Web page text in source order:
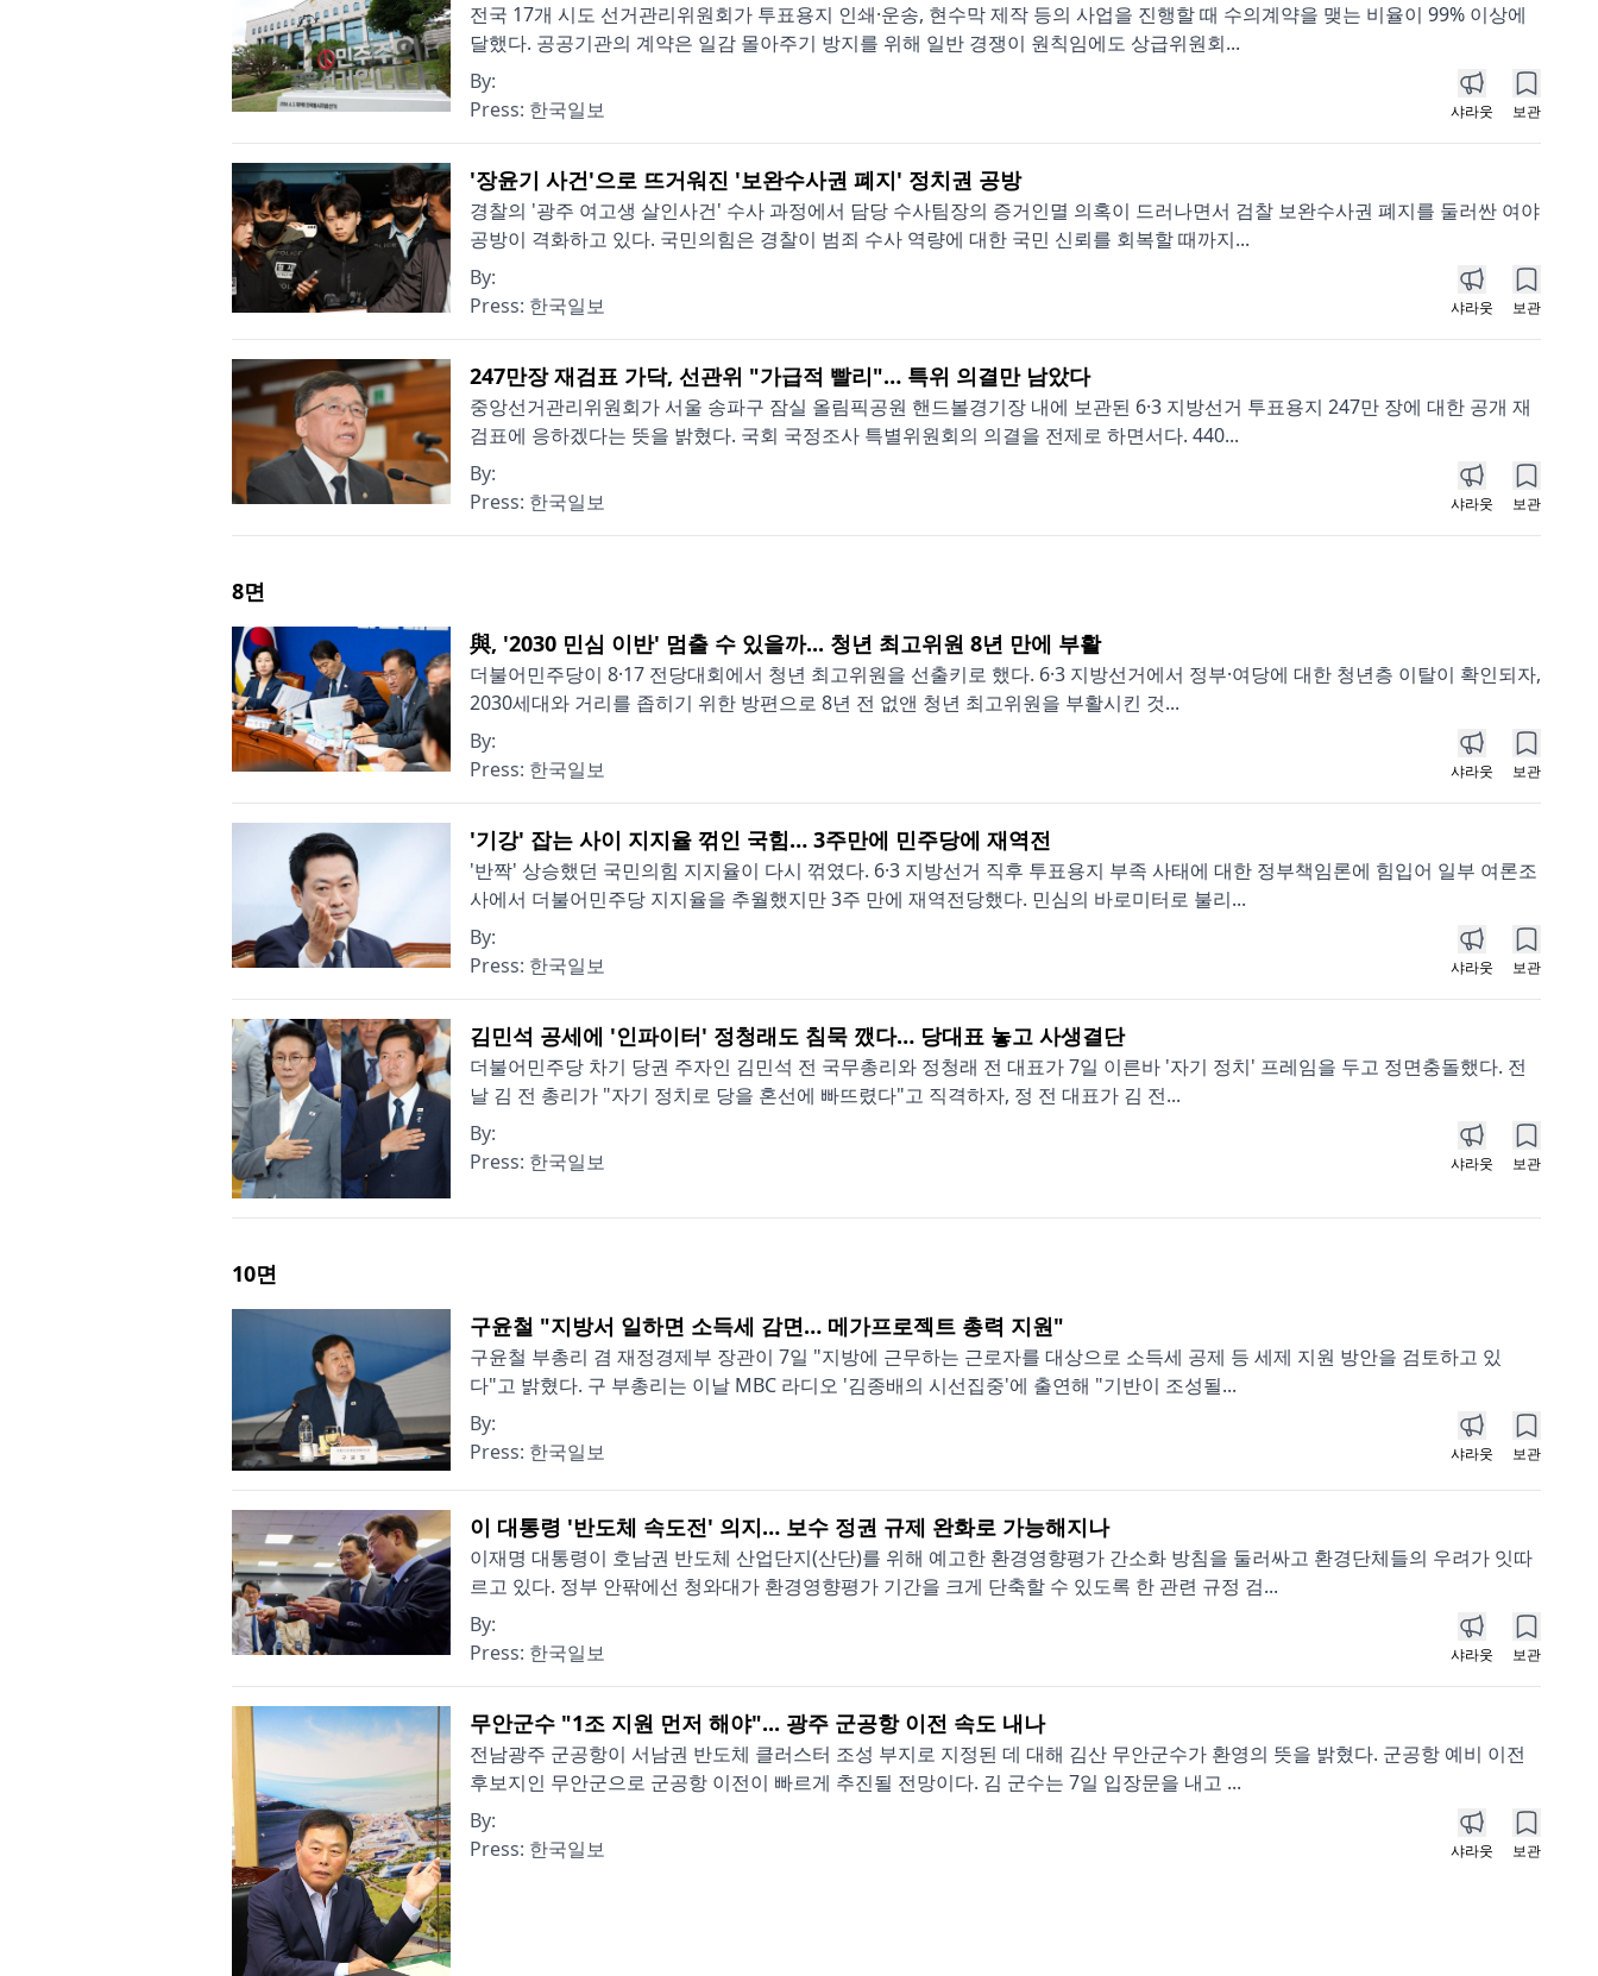
전국 17개 시도 선거관리위원회가 투표용지 인쇄·운송, 현수막 제작 등의 사업을 진행할 때 수의계약을 맺는 비율이 99% 이상에
달했다. 공공기관의 계약은 일감 몰아주기 방지를 위해 일반 경쟁이 원칙임에도 상급위원회...
By:
Press: 한국일보 샤라웃 보관
'장윤기 사건'으로 뜨거워진 '보완수사권 폐지' 정치권 공방
경찰의 '광주 여고생 살인사건' 수사 과정에서 담당 수사팀장의 증거인멸 의혹이 드러나면서 검찰 보완수사권 폐지를 둘러싼 여야
공방이 격화하고 있다. 국민의힘은 경찰이 범죄 수사 역량에 대한 국민 신뢰를 회복할 때까지...
By:
Press: 한국일보 샤라웃 보관
247만장 재검표 가닥, 선관위 "가급적 빨리"… 특위 의결만 남았다
중앙선거관리위원회가 서울 송파구 잠실 올림픽공원 핸드볼경기장 내에 보관된 6·3 지방선거 투표용지 247만 장에 대한 공개 재
검표에 응하겠다는 뜻을 밝혔다. 국회 국정조사 특별위원회의 의결을 전제로 하면서다. 440...
By:
Press: 한국일보 샤라웃 보관
8면
與, '2030 민심 이반' 멈출 수 있을까... 청년 최고위원 8년 만에 부활
더불어민주당이 8·17 전당대회에서 청년 최고위원을 선출키로 했다. 6·3 지방선거에서 정부·여당에 대한 청년층 이탈이 확인되자,
2030세대와 거리를 좁히기 위한 방편으로 8년 전 없앤 청년 최고위원을 부활시킨 것...
By:
Press: 한국일보 샤라웃 보관
'기강' 잡는 사이 지지율 꺾인 국힘… 3주만에 민주당에 재역전
'반짝' 상승했던 국민의힘 지지율이 다시 꺾였다. 6·3 지방선거 직후 투표용지 부족 사태에 대한 정부책임론에 힘입어 일부 여론조
사에서 더불어민주당 지지율을 추월했지만 3주 만에 재역전당했다. 민심의 바로미터로 불리...
By:
Press: 한국일보 샤라웃 보관
김민석 공세에 '인파이터' 정청래도 침묵 깼다… 당대표 놓고 사생결단
더불어민주당 차기 당권 주자인 김민석 전 국무총리와 정청래 전 대표가 7일 이른바 '자기 정치' 프레임을 두고 정면충돌했다. 전
날 김 전 총리가 "자기 정치로 당을 혼선에 빠뜨렸다"고 직격하자, 정 전 대표가 김 전...
By:
Press: 한국일보 샤라웃 보관
10면
구윤철 "지방서 일하면 소득세 감면… 메가프로젝트 총력 지원"
구윤철 부총리 겸 재정경제부 장관이 7일 "지방에 근무하는 근로자를 대상으로 소득세 공제 등 세제 지원 방안을 검토하고 있
다"고 밝혔다. 구 부총리는 이날 MBC 라디오 '김종배의 시선집중'에 출연해 "기반이 조성될...
By:
Press: 한국일보 샤라웃 보관
이 대통령 '반도체 속도전' 의지… 보수 정권 규제 완화로 가능해지나
이재명 대통령이 호남권 반도체 산업단지(산단)를 위해 예고한 환경영향평가 간소화 방침을 둘러싸고 환경단체들의 우려가 잇따
르고 있다. 정부 안팎에선 청와대가 환경영향평가 기간을 크게 단축할 수 있도록 한 관련 규정 검...
By:
Press: 한국일보 샤라웃 보관
무안군수 "1조 지원 먼저 해야"... 광주 군공항 이전 속도 내나
전남광주 군공항이 서남권 반도체 클러스터 조성 부지로 지정된 데 대해 김산 무안군수가 환영의 뜻을 밝혔다. 군공항 예비 이전
후보지인 무안군으로 군공항 이전이 빠르게 추진될 전망이다. 김 군수는 7일 입장문을 내고 ...
By:
Press: 한국일보 샤라웃 보관